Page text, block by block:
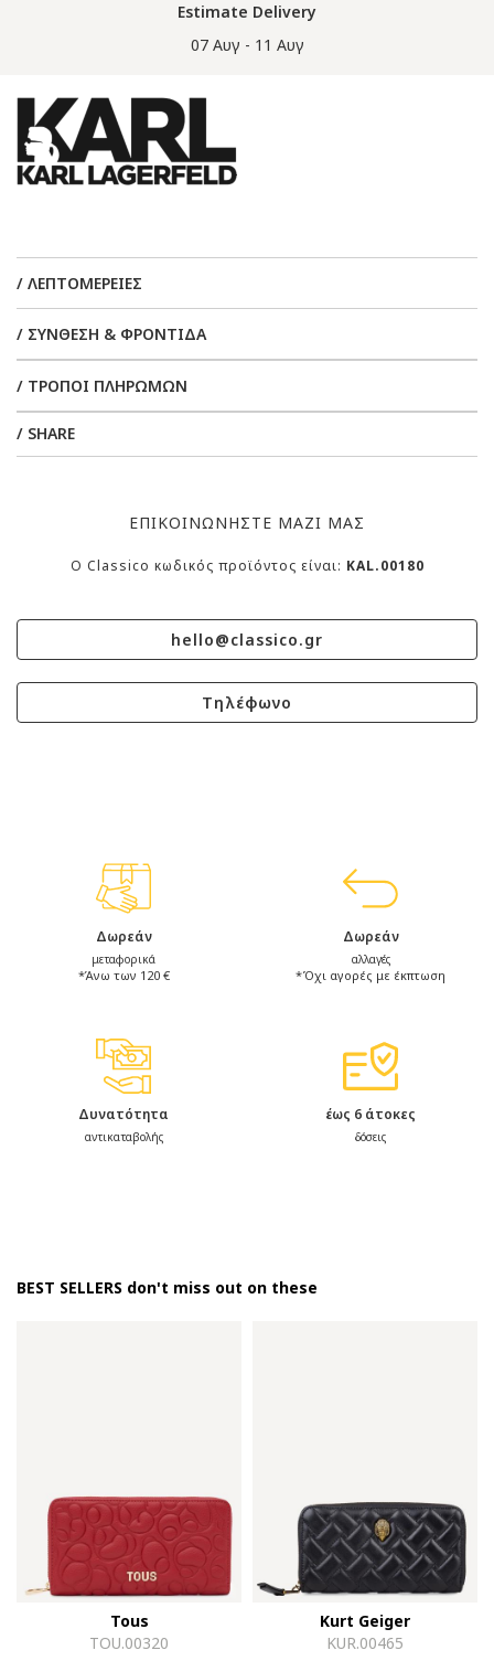
Estimate Delivery
07 Αυγ - 11 Αυγ
/ ΛΕΠΤΟΜΕΡΕΙΕΣ
/ ΣΥΝΘΕΣΗ & ΦΡΟΝΤΙΔΑ
/ ΤΡΟΠΟΙ ΠΛΗΡΩΜΩΝ
/ SHARE
ΕΠΙΚΟΙΝΩΝΗΣΤΕ ΜΑΖΙ ΜΑΣ
O Classico κωδικός προϊόντος είναι: KAL.00180
hello@classico.gr
Τηλέφωνο
Δωρεάν
μεταφορικά
*Άνω των 120 €
Δωρεάν
αλλαγές
*Όχι αγορές με έκπτωση
Δυνατότητα
αντικαταβολής
έως 6 άτοκες
δόσεις
BEST SELLERS don't miss out on these
Tous
TOU.00320
Kurt Geiger
KUR.00465